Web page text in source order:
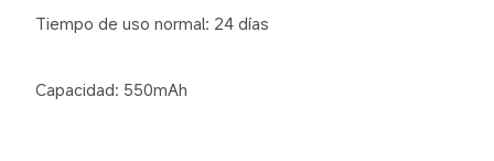
Tiempo de uso normal: 24 días
Capacidad: 550mAh